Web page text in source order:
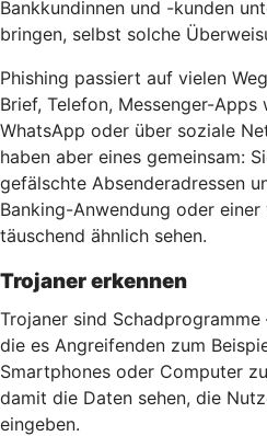
Bankkundinnen und -kunden
bringen, selbst solche
Phishing passiert auf vielen
Brief, Telefon, Messenger-Apps
WhatsApp oder über soziale
haben aber eines gemeinsam:
gefälschte Absenderadressen
Banking-Anwendung oder
täuschend ähnlich sehen.
Trojaner erkennen
Trojaner sind
die es Angreifenden zum
Smartphones oder Computer
damit die Daten sehen, die
eingeben.